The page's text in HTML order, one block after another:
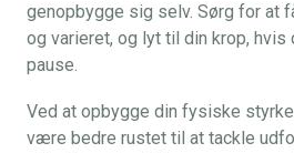
genopbygge sig selv. Sørg for at
og varieret, og lyt til din krop, hvis
pause.
Ved at opbygge din fysiske
være bedre rustet til at tackle